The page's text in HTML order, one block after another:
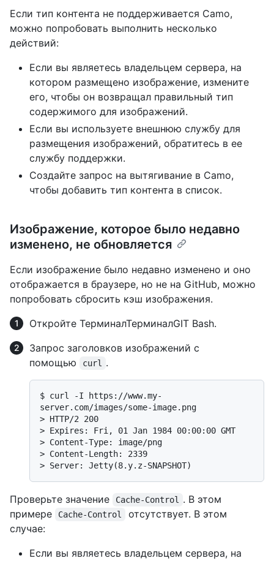
Если тип контента не поддерживается Camo,
можно попробовать выполнить несколько
действий:
Если вы являетесь владельцем сервера, на
котором размещено изображение, измените
его, чтобы он возвращал правильный тип
содержимого для изображений.
Если вы используете внешнюю службу для
размещения изображений, обратитесь в ее
службу поддержки.
Создайте запрос на вытягивание в Camo,
чтобы добавить тип контента в список.
Изображение, которое было недавно
изменено, не обновляется
Если изображение было недавно изменено и оно
отображается в браузере, но не на GitHub, можно
попробовать сбросить кэш изображения.
Откройте ТерминалТерминалGIT Bash.
Запрос заголовков изображений с
помощью
curl .
$ curl -I https://www.my-
server.com/images/some-image.png
> HTTP/2 200
> Expires: Fri, 01 Jan 1984 00:00:00 GMT
> Content-Type: image/png
> Content-Length: 2339
> Server: Jetty(8.y.z-SNAPSHOT)
Проверьте значение Cache-Control
. В этом
примере
Cache-Control
отсутствует. В этом
случае:
Если вы являетесь владельцем сервера, на